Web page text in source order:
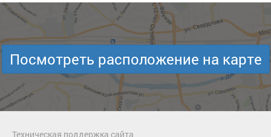
Посмотреть расположение на карте
Техническая поддержка сайта